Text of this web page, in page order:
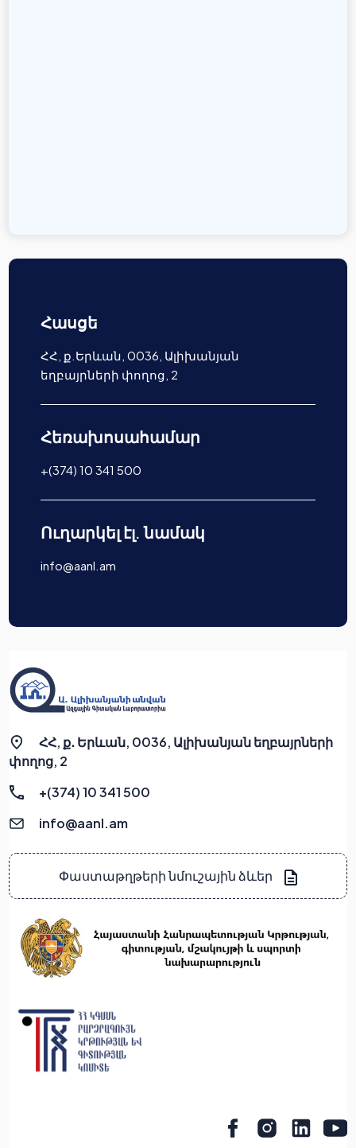
Հասցե
ՀՀ, ք.Երևան, 0036, Ալիխանյան
եղբայրների փողոց, 2
Հեռախոսահամար
+(374) 10 341 500
Ուղարկել էլ. նամակ
info@aanl.am
ՀՀ, ք․ Երևան, 0036, Ալիխանյան եղբայրների
փողոց, 2
+(374) 10 341 500
info@aanl.am
Փաստաթղթերի նմուշային ձևեր